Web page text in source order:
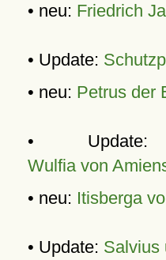
• neu: Friedrich
• Update:
• neu: Petrus der
•
Wulfia von
• neu: Itisberga
• Update: Salvius